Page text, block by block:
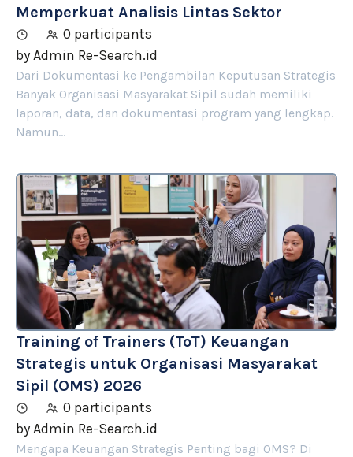
Memperkuat Analisis Lintas Sektor
0 participants
byAdmin Re-Search.id
Dari Dokumentasi ke Pengambilan Keputusan Strategis
Banyak Organisasi Masyarakat Sipil sudah memiliki
laporan, data, dan dokumentasi program yang lengkap.
Namun…
Training of Trainers (ToT) Keuangan
Strategis untuk Organisasi Masyarakat
Sipil (OMS) 2026
0 participants
byAdmin Re-Search.id
Mengapa Keuangan Strategis Penting bagi OMS? Di